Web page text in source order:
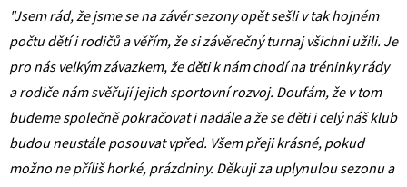
"Jsem rád, že jsme se na závěr sezony opět sešli v tak hojném
počtu dětí i rodičů a věřím, že si závěrečný turnaj všichni užili. Je
pro nás velkým závazkem, že děti k nám chodí na tréninky rády
a rodiče nám svěřují jejich sportovní rozvoj. Doufám, že v tom
budeme společně pokračovat i nadále a že se děti i celý náš klub
budou neustále posouvat vpřed. Všem přeji krásné, pokud
možno ne příliš horké, prázdniny. Děkuji za uplynulou sezonu a